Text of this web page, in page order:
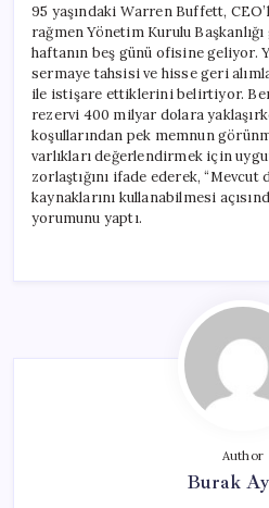
95 yaşındaki Warren Buffett,
rağmen Yönetim Kurulu
haftanın beş günü ofisine geliyor.
sermaye tahsisi ve hisse geri
ile istişare ettiklerini belirtiyor.
rezervi 400 milyar dolara
koşullarından pek memnun
varlıkları değerlendirmek için
zorlaştığını ifade ederek,
kaynaklarını kullanabilmesi
yorumunu yaptı.
Author
Burak